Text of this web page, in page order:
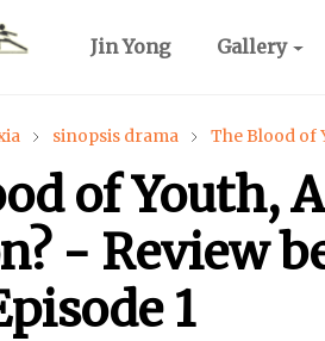
Jin Yong Gallery
sinopsis drama The Blood of
of Youth,
- Review
1